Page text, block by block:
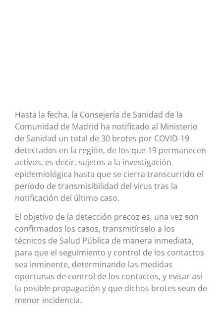
Hasta la fecha, la Consejería de Sanidad de la
Comunidad de Madrid ha notificado al Ministerio
de Sanidad un total de 30 brotes por COVID-19
detectados en la región, de los que 19 permanecen
activos, es decir, sujetos a la investigación
epidemiológica hasta que se cierra transcurrido el
período de transmisibilidad del virus tras la
notificación del último caso.
El objetivo de la detección precoz es, una vez son
confirmados los casos, transmitírselo a los
técnicos de Salud Pública de manera inmediata,
para que el seguimiento y control de los contactos
sea inminente, determinando las medidas
oportunas de control de los contactos, y evitar así
la posible propagación y que dichos brotes sean de
menor incidencia.